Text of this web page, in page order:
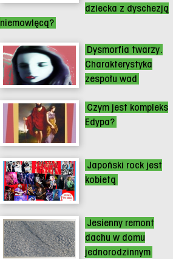
dziecka z dyschezją
niemowlęcą?
Dysmorfia twarzy.
Charakterystyka
zespołu wad
Czym jest kompleks
Edypa?
Japoński rock jest
kobietą
Jesienny remont
dachu w domu
jednorodzinnym